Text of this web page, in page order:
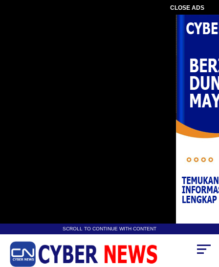
CLOSE ADS
SCROLL TO CONTINUE WITH CONTENT